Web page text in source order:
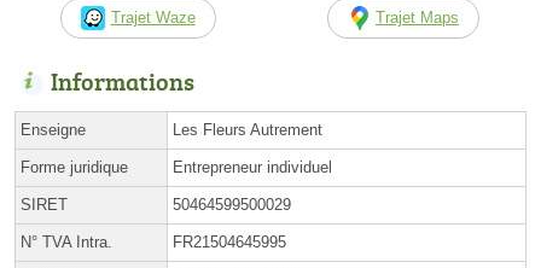
Trajet Waze Trajet Maps
Informations
Enseigne Les Fleurs Autrement
Forme juridique Entrepreneur individuel
SIRET 50464599500029
N° TVA Intra. FR21504645995